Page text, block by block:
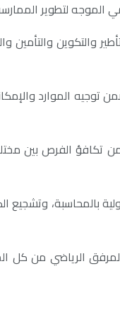
لتطوير الممارسة
والتكوين والتأمين
توجيه الموارد
تكافؤ الفرص بين
بالمحاسبة، وتشجيع
الرياضي من كل